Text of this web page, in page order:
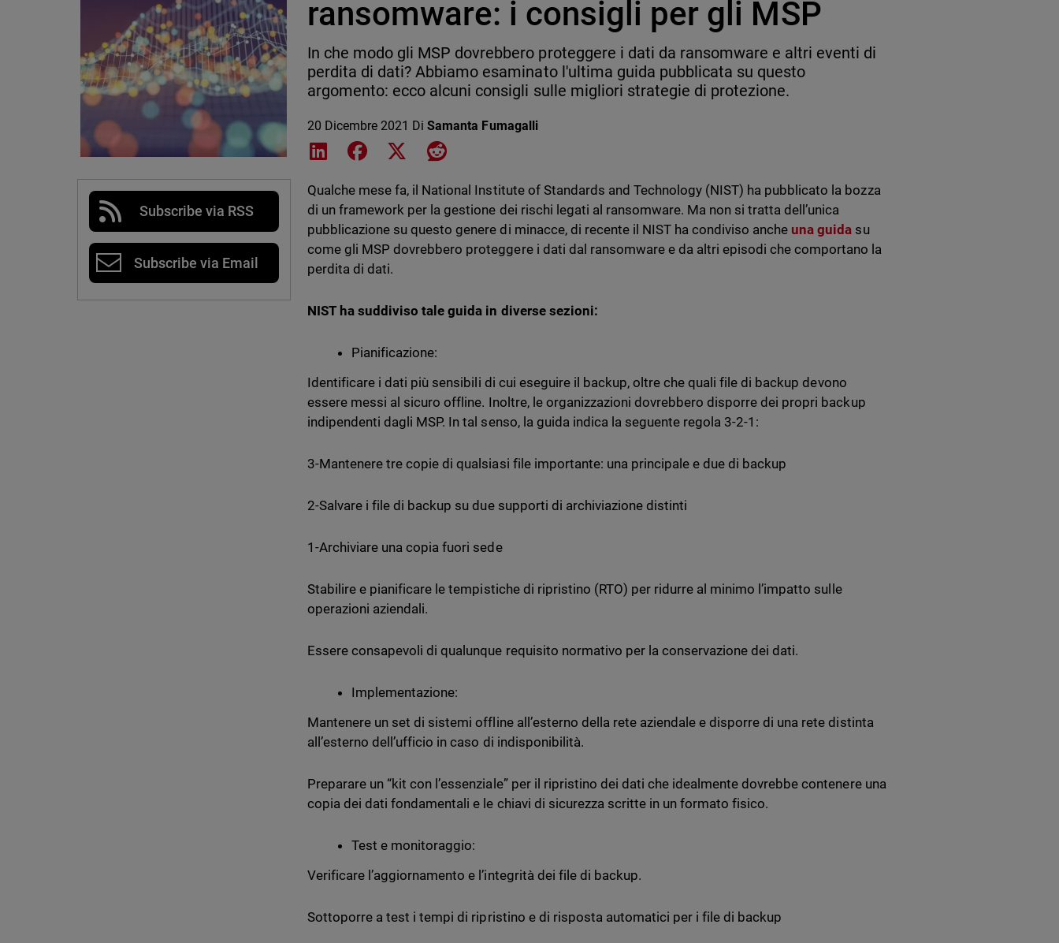
Subscribe via RSS
Subscribe via Email
ransomware: i consigli per gli MSP
In che modo gli MSP dovrebbero proteggere i dati da ransomware e altri eventi di
perdita di dati? Abbiamo esaminato l'ultima guida pubblicata su questo
argomento: ecco alcuni consigli sulle migliori strategie di protezione.
20 Dicembre 2021 DiSamanta Fumagalli
Share on LinkedIn
Share on Facebook
Share on XShare on Reddit
Qualche mese fa, il National Institute of Standards and Technology (NIST) ha pubblicato la bozza
di un framework per la gestione dei rischi legati al ransomware. Ma non si tratta dell’unica
pubblicazione su questo genere di minacce, di recente il NIST ha condiviso anche una guida su
come gli MSP dovrebbero proteggere i dati dal ransomware e da altri episodi che comportano la
perdita di dati.
NIST ha suddiviso tale guida in diverse sezioni:
Pianificazione:
Identificare i dati più sensibili di cui eseguire il backup, oltre che quali file di backup devono
essere messi al sicuro offline. Inoltre, le organizzazioni dovrebbero disporre dei propri backup
indipendenti dagli MSP. In tal senso, la guida indica la seguente regola 3-2-1:
3-Mantenere tre copie di qualsiasi file importante: una principale e due di backup
2-Salvare i file di backup su due supporti di archiviazione distinti
1-Archiviare una copia fuori sede
Stabilire e pianificare le tempistiche di ripristino (RTO) per ridurre al minimo l’impatto sulle
operazioni aziendali.
Essere consapevoli di qualunque requisito normativo per la conservazione dei dati.
Implementazione:
Mantenere un set di sistemi offline all’esterno della rete aziendale e disporre di una rete distinta
all’esterno dell’ufficio in caso di indisponibilità.
Preparare un “kit con l’essenziale” per il ripristino dei dati che idealmente dovrebbe contenere una
copia dei dati fondamentali e le chiavi di sicurezza scritte in un formato fisico.
Test e monitoraggio:
Verificare l’aggiornamento e l’integrità dei file di backup.
Sottoporre a test i tempi di ripristino e di risposta automatici per i file di backup